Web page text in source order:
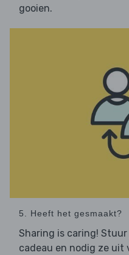
gooien.
5. Heeft het gesmaakt?
Sharing is caring!
cadeau en nodig ze uit